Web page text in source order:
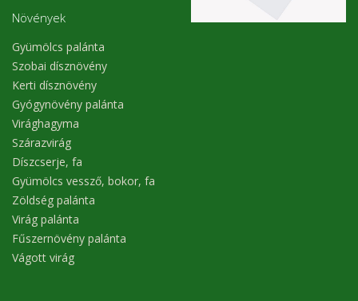
Növények
Gyümölcs palánta
Szobai dísznövény
Kerti dísznövény
Gyógynövény palánta
Virághagyma
Szárazvirág
Díszcserje, fa
Gyümölcs vessző, bokor, fa
Zöldség palánta
Virág palánta
Fűszernövény palánta
Vágott virág